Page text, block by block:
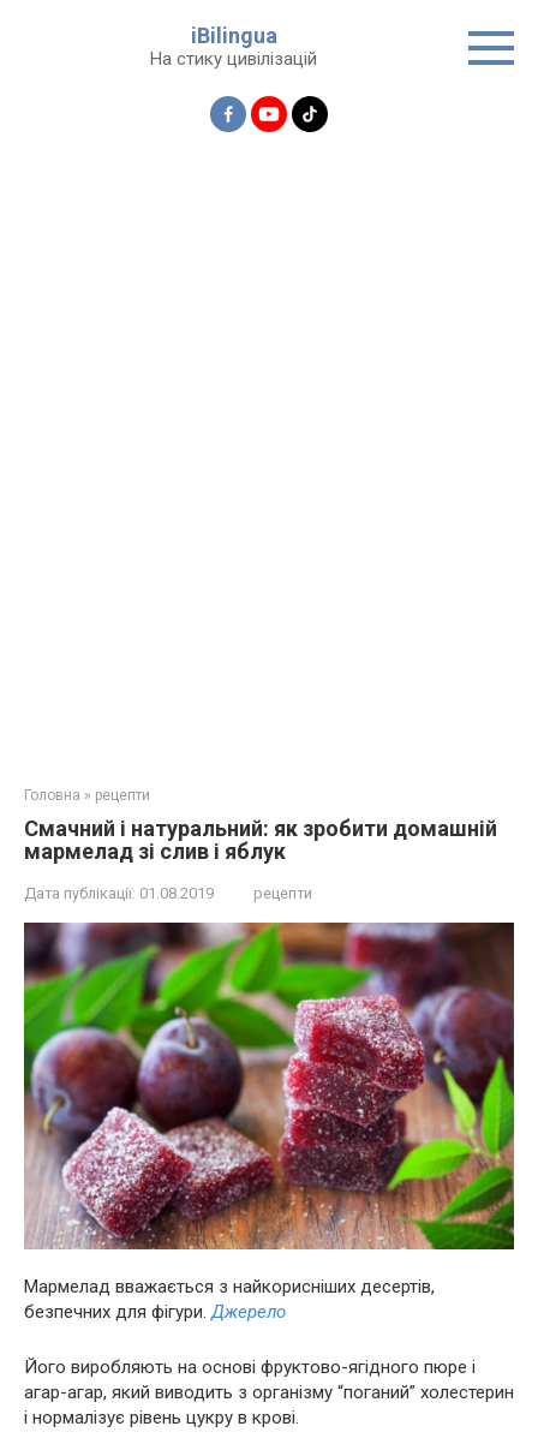
iBilingua
На стику цивілізацій
Головна » рецепти
Смачний і натуральний: як зробити домашній
мармелад зі слив і яблук
Дата публікації: 01.08.2019 рецепти
Мармелад вважається з найкорисніших десертів,
безпечних для фігури.Джерело
Його виробляють на основі фруктово-ягідного пюре і
агар-агар, який виводить з організму “поганий” холестерин
і нормалізує рівень цукру в крові.